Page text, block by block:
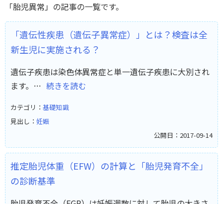
「胎児異常」の記事の一覧です。
「遺伝性疾患（遺伝子異常症）」とは？検査は全
新生児に実施される？
遺伝子疾患は染色体異常症と単一遺伝子疾患に大別され
ます。… 続きを読む
カテゴリ： 基礎知識
見出し： 妊娠
公開日：2017-09-14
推定胎児体重（EFW）の計算と「胎児発育不全」
の診断基準